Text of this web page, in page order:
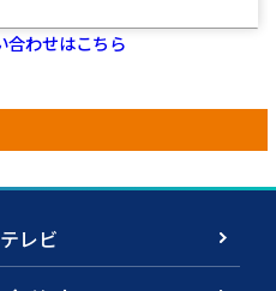
合わせはこちら
テレビ